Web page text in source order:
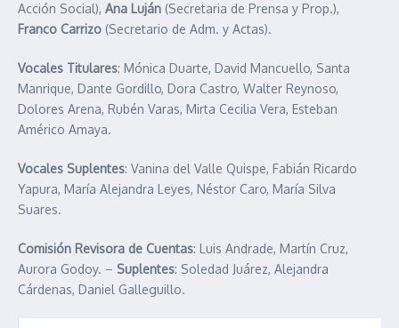
Acción Social), Ana Luján (Secretaria de Prensa y Prop.),
Franco Carrizo (Secretario de Adm. y Actas).
Vocales Titulares: Mónica Duarte, David Mancuello, Santa
Manrique, Dante Gordillo, Dora Castro, Walter Reynoso,
Dolores Arena, Rubén Varas, Mirta Cecilia Vera, Esteban
Américo Amaya.
Vocales Suplentes: Vanina del Valle Quispe, Fabián Ricardo
Yapura, María Alejandra Leyes, Néstor Caro, María Silva
Suares.
Comisión Revisora de Cuentas: Luis Andrade, Martín Cruz,
Aurora Godoy. – Suplentes: Soledad Juárez, Alejandra
Cárdenas, Daniel Galleguillo.